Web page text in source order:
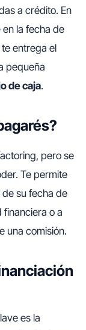
a crédito. En
la fecha de
entrega el
pequeña
de caja.
pero se
Te permite
su fecha de
financiera o a
una comisión.
es la